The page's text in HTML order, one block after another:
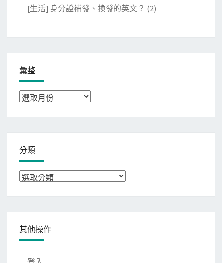
[生活] 身分證補發、換發的英文？ (2)
彙整
彙
分類
分
其他操作